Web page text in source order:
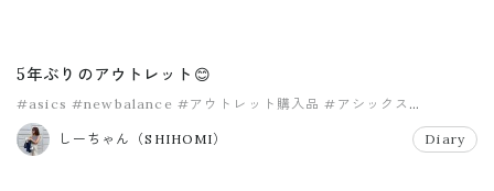
5年ぶりのアウトレット😊
#asics #newbalance #アウトレット購入品 #アシックス
#ニューバランス
しーちゃん（SHIHOMI）
Diary